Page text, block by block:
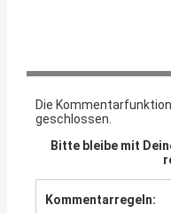
Die
geschlossen.
Bitte bleibe mit
Kommentarregeln: